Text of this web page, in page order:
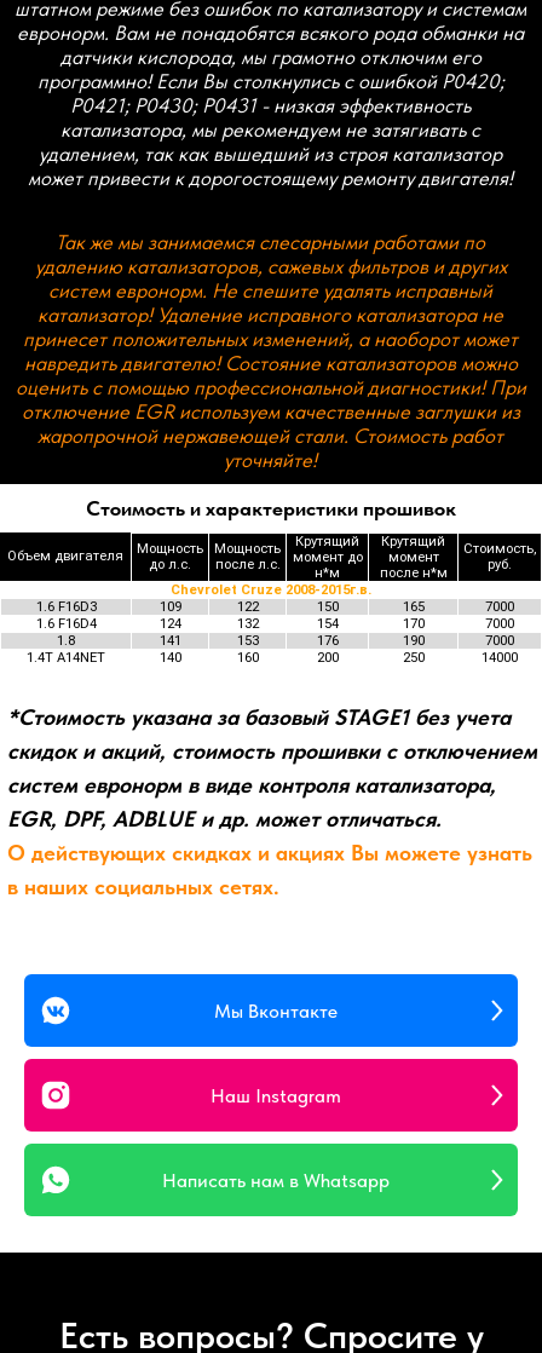
Стоимость и характеристики прошивок
Объем двигателя
Мощность
до л.с.
Мощность
после л.с.
Крутящий
момент до
н*м
Крутящий
момент
после н*м
Стоимость,
руб.
Chevrolet Cruze 2008-2015г.в.
1.6 F16D3
109 122 150 165
7000
1.6 F16D4
124 132 154 170
7000
1.8
141 153 176 190
7000
1.4T A14NET
140 160 200 250 14000
*Стоимость указана за базовый STAGE1 без учета
скидок и акций, стоимость прошивки с отключением
систем евронорм в виде контроля катализатора,
в наших социальных сетях.
Мы Вконтакте
Наш Instagram
Написать нам в Whatsapp
Есть вопросы? Спросите у